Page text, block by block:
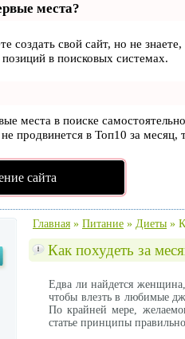
места?
создать свой сайт, но не
в поисковых системах.
места в поиске
продвинется в Топ10 за месяц,
сайта
Главная » Питание » Диеты »
Как похудеть за
Едва ли найдется
чтобы влезть в любимые
По крайней мере,
статье принципы